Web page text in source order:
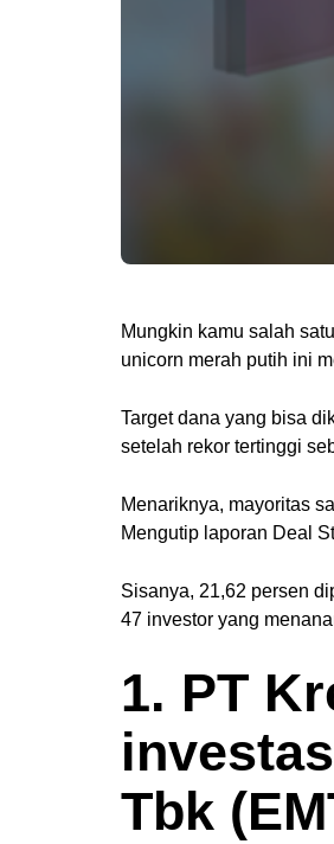
Mungkin kamu salah
unicorn merah putih ini
Target dana yang bisa
setelah rekor tertinggi
Menariknya, mayoritas
Mengutip laporan Deal
Sisanya, 21,62 persen
47 investor yang
1. PT
Tbk